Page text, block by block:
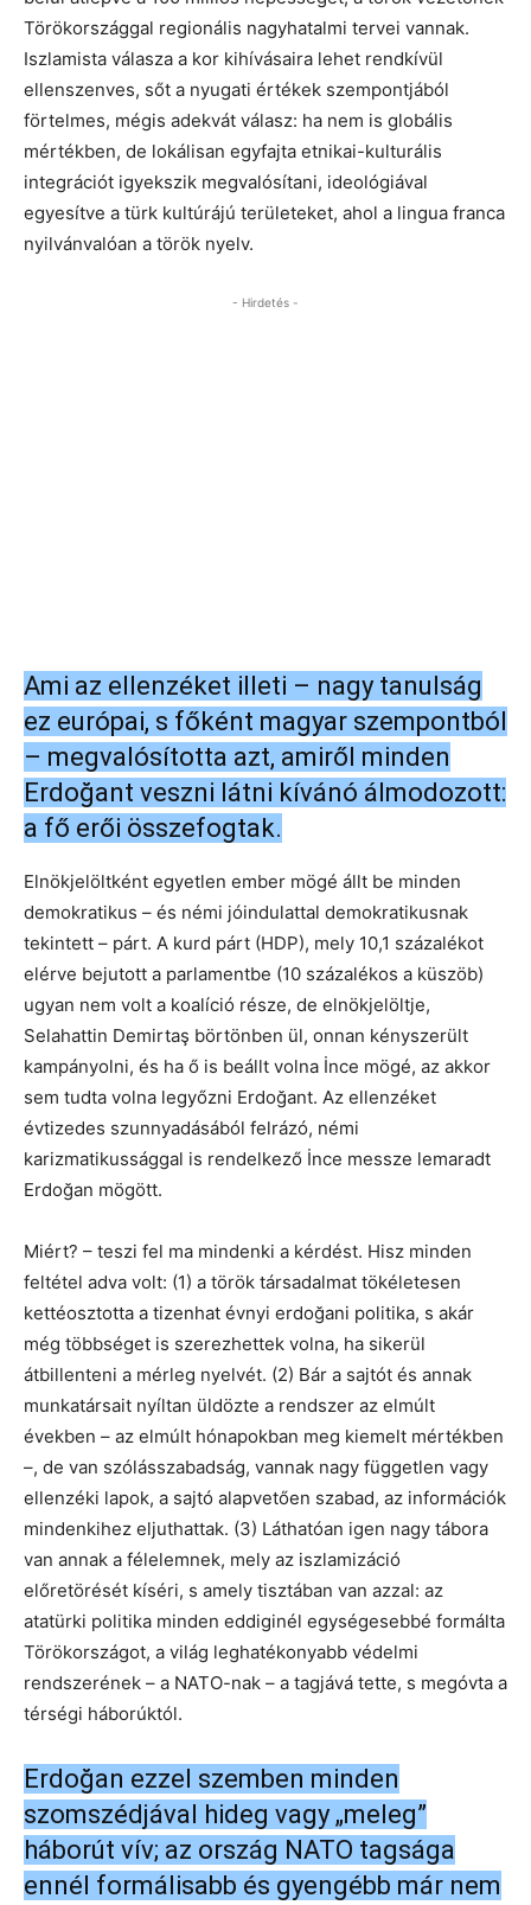
Törökországgal regionális nagyhatalmi tervei vannak.
Iszlamista válasza a kor kihívásaira lehet rendkívül
ellenszenves, sőt a nyugati értékek szempontjából
förtelmes, mégis adekvát válasz: ha nem is globális
mértékben, de lokálisan egyfajta etnikai-kulturális
integrációt igyekszik megvalósítani, ideológiával
egyesítve a türk kultúrájú területeket, ahol a lingua franca
nyilvánvalóan a török nyelv.
- Hirdetés -
Ami az ellenzéket illeti – nagy tanulság
ez európai, s főként magyar szempontból
– megvalósította azt, amiről minden
Erdoğant veszni látni kívánó álmodozott:
a fő erői összefogtak.
Elnökjelöltként egyetlen ember mögé állt be minden
demokratikus – és némi jóindulattal demokratikusnak
tekintett – párt. A kurd párt (HDP), mely 10,1 százalékot
elérve bejutott a parlamentbe (10 százalékos a küszöb)
ugyan nem volt a koalíció része, de elnökjelöltje,
Selahattin Demirtaş börtönben ül, onnan kényszerült
kampányolni, és ha ő is beállt volna İnce mögé, az akkor
sem tudta volna legyőzni Erdoğant. Az ellenzéket
évtizedes szunnyadásából felrázó, némi
karizmatikussággal is rendelkező İnce messze lemaradt
Erdoğan mögött.
Miért? – teszi fel ma mindenki a kérdést. Hisz minden
feltétel adva volt: (1) a török társadalmat tökéletesen
kettéosztotta a tizenhat évnyi erdoğani politika, s akár
még többséget is szerezhettek volna, ha sikerül
átbillenteni a mérleg nyelvét. (2) Bár a sajtót és annak
munkatársait nyíltan üldözte a rendszer az elmúlt
években – az elmúlt hónapokban meg kiemelt mértékben
–, de van szólásszabadság, vannak nagy független vagy
ellenzéki lapok, a sajtó alapvetően szabad, az információk
mindenkihez eljuthattak. (3) Láthatóan igen nagy tábora
van annak a félelemnek, mely az iszlamizáció
előretörését kíséri, s amely tisztában van azzal: az
atatürki politika minden eddiginél egységesebbé formálta
Törökországot, a világ leghatékonyabb védelmi
rendszerének – a NATO-nak – a tagjává tette, s megóvta a
térségi háborúktól.
Erdoğan ezzel szemben minden
szomszédjával hideg vagy „meleg”
háborút vív; az ország NATO tagsága
ennél formálisabb és gyengébb már nem